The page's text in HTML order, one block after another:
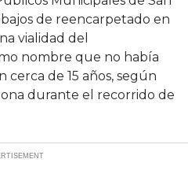
de reencarpetado en
vialidad del
nombre que no había
de 15 años, según
durante el recorrido de